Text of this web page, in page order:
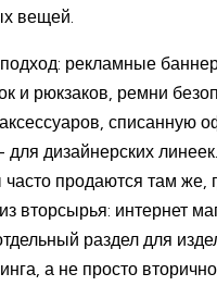
вещей.
рекламные
и рюкзаков, ремни
списанную
для дизайнерских
часто продаются там же,
вторсырья: интернет
раздел для
а не просто